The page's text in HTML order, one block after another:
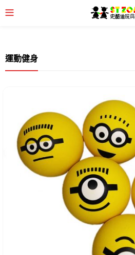
(文章分享)
(購物需知)
運動健身